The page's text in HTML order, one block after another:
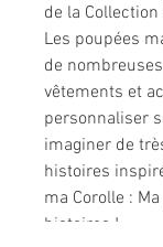
de la
Les poupées
de
vêtements et
personnaliser
imaginer de
histoires
ma Corolle :
histoires !